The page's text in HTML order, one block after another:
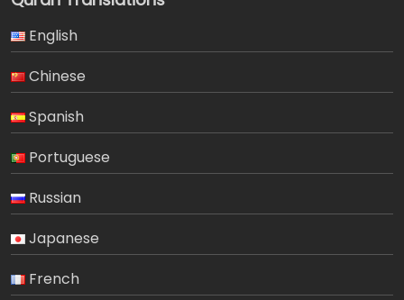
English
Chinese
Spanish
Portuguese
Russian
Japanese
French